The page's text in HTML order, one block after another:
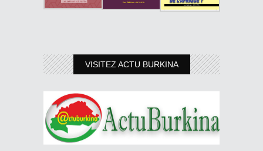
VISITEZ ACTU BURKINA